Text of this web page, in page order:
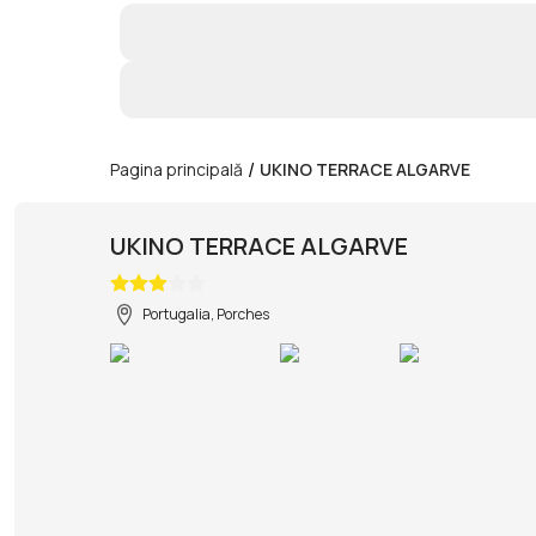
Pagina principală / UKINO TERRACE ALGARVE
UKINO TERRACE ALGARVE
Portugalia, Porches